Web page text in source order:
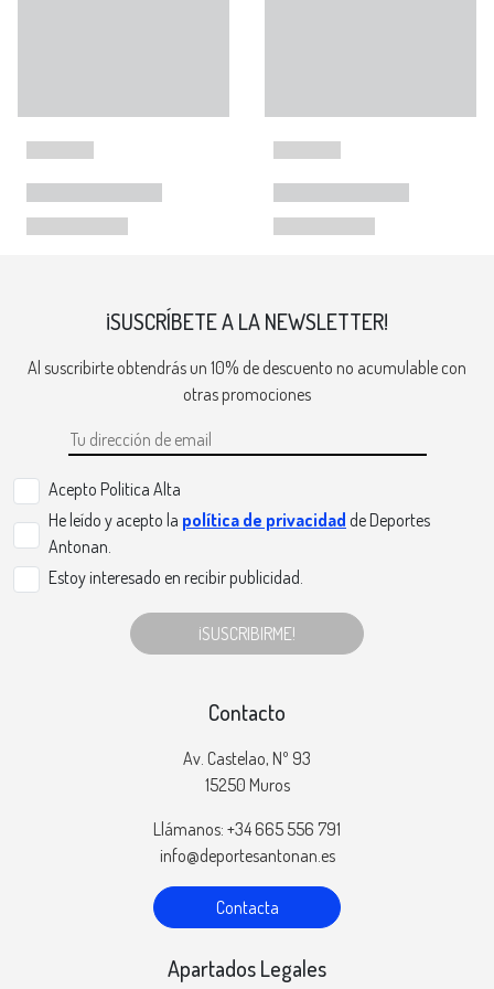
¡SUSCRÍBETE A LA NEWSLETTER!
Al suscribirte obtendrás un 10% de descuento no acumulable con
otras promociones
Acepto Politica Alta
He leído y acepto la política de privacidad de Deportes
Antonan.
Estoy interesado en recibir publicidad.
¡SUSCRIBIRME!
Contacto
Av. Castelao, Nº 93
15250 Muros
Llámanos: +34 665 556 791
info@deportesantonan.es
Contacta
Apartados Legales